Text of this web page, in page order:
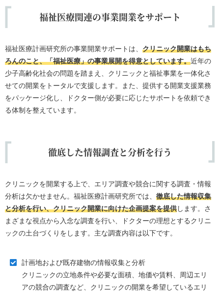
福祉医療関連の事業開業をサポート
福祉医療計画研究所の事業開業サポートは、 クリニック開業はもち
ろんのこと、「福祉医療」の事業展開を得意としています。近年の
少子高齢化社会の問題を踏まえ、クリニックと福祉事業を一体化さ
せての開業をトータルで支援します。また、提供する開業支援業務
をパッケージ化し、ドクター側が必要に応じたサポートを依頼でき
る体制を整えています。
徹底した情報調査と分析を行う
クリニックを開業する上で、エリア調査や競合に関する調査・情報
分析は欠かせません。福祉医療計画研究所では、 徹底した情報収集
と分析を行い、クリニック開業に向けた企画提案を提供します。さ
まざまな視点から入念な調査を行い、ドクターの理想とするクリニ
ックの土台づくりをします。主な調査内容は以下です。
計画地および既存建物の情報収集と分析
クリニックの立地条件や必要な面積、地価や賃料、周辺エリ
アの競合の調査など、クリニックの開業を希望しているエリ